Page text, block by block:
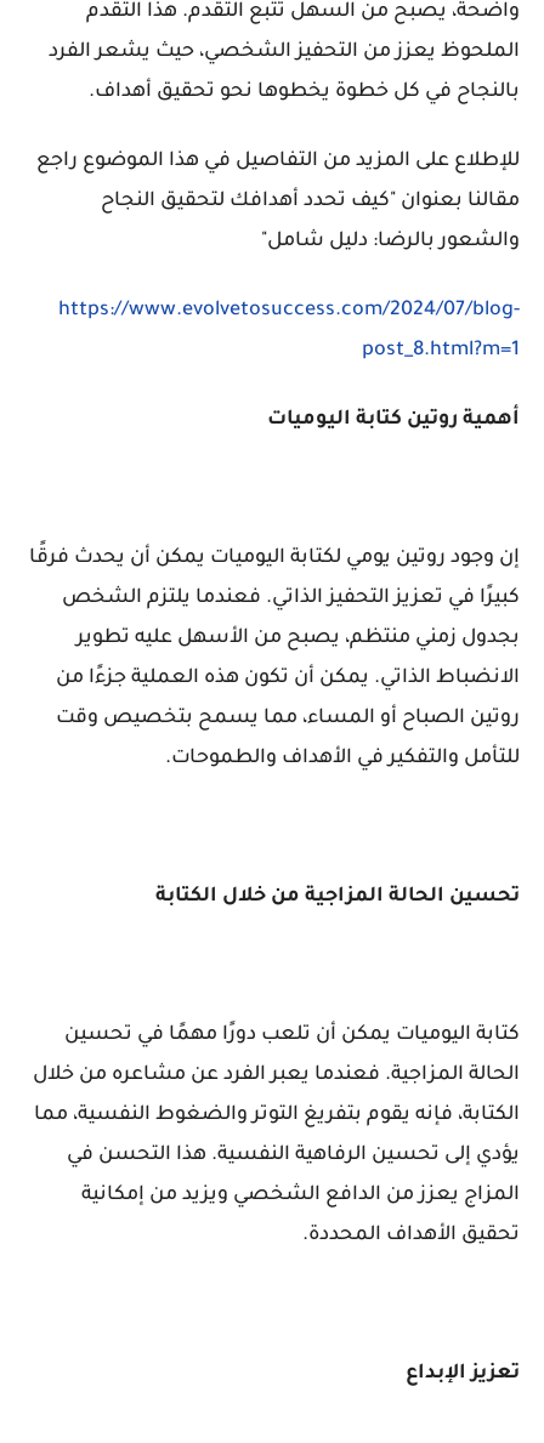
واضحة، يصبح من السهل تتبع التقدم. هذا التقدم
الملحوظ يعزز من التحفيز الشخصي، حيث يشعر الفرد
بالنجاح في كل خطوة يخطوها نحو تحقيق أهداف.
للإطلاع على المزيد من التفاصيل في هذا الموضوع راجع
مقالنا بعنوان "كيف تحدد أهدافك لتحقيق النجاح
والشعور بالرضا: دليل شامل"
https://www.evolvetosuccess.com/2024/07/blog-
post_8.html?m=1
أهمية روتين كتابة اليوميات
إن وجود روتين يومي لكتابة اليوميات يمكن أن يحدث فرقًا
كبيرًا في تعزيز التحفيز الذاتي. فعندما يلتزم الشخص
بجدول زمني منتظم، يصبح من الأسهل عليه تطوير
الانضباط الذاتي. يمكن أن تكون هذه العملية جزءًا من
روتين الصباح أو المساء، مما يسمح بتخصيص وقت
للتأمل والتفكير في الأهداف والطموحات.
تحسين الحالة المزاجية من خلال الكتابة
كتابة اليوميات يمكن أن تلعب دورًا مهمًا في تحسين
الحالة المزاجية. فعندما يعبر الفرد عن مشاعره من خلال
الكتابة، فإنه يقوم بتفريغ التوتر والضغوط النفسية، مما
يؤدي إلى تحسين الرفاهية النفسية. هذا التحسن في
المزاج يعزز من الدافع الشخصي ويزيد من إمكانية
تحقيق الأهداف المحددة.
تعزيز الإبداع